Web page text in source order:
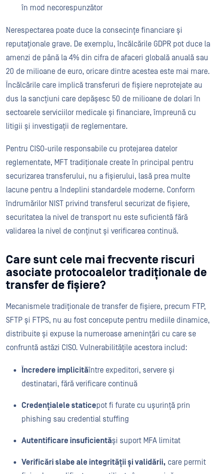
în mod necorespunzător
Nerespectarea poate duce la consecințe financiare și
reputaționale grave. De exemplu, încălcările GDPR pot duce la
amenzi de până la 4% din cifra de afaceri globală anuală sau
20 de milioane de euro, oricare dintre acestea este mai mare.
Încălcările care implică transferuri de fișiere neprotejate au
dus la sancțiuni care depășesc 50 de milioane de dolari în
sectoarele serviciilor medicale și financiare, împreună cu
litigii și investigații de reglementare.
Pentru CISO-urile responsabile cu protejarea datelor
reglementate, MFT tradiționale create în principal pentru
securizarea transferului, nu a fișierului, lasă prea multe
lacune pentru a îndeplini standardele moderne. Conform
îndrumărilor NIST privind transferul securizat de fișiere,
securitatea la nivel de transport nu este suficientă fără
validarea la nivel de conținut și verificarea continuă.
Care sunt cele mai frecvente riscuri
asociate protocoalelor tradiționale de
transfer de fișiere?
Mecanismele tradiționale de transfer de fișiere, precum FTP,
SFTP și FTPS, nu au fost concepute pentru mediile dinamice,
distribuite și expuse la numeroase amenințări cu care se
confruntă astăzi CISO. Vulnerabilitățile acestora includ:
Încredere implicităîntre expeditori, servere și
destinatari, fără verificare continuă
Credențialele staticepot fi furate cu ușurință prin
phishing sau credential stuffing
Autentificare insuficientăși suport MFA limitat
Verificări slabe ale integrității și validării, care permit